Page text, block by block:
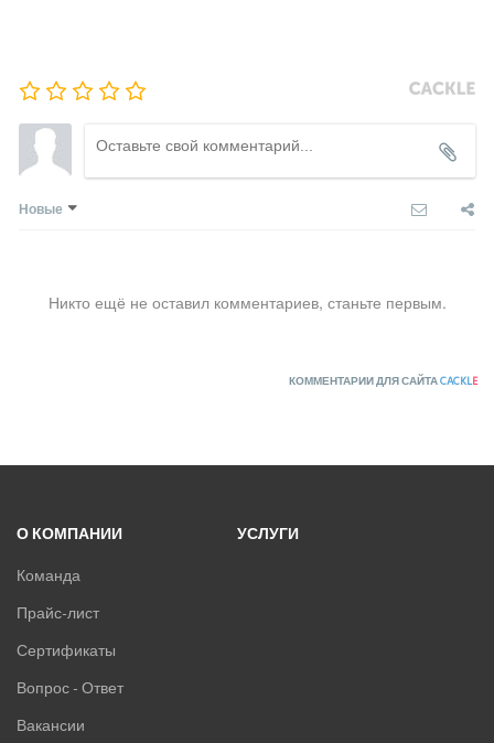
Новые
Никто ещё не оставил комментариев, станьте первым.
КОММЕНТАРИИ ДЛЯ САЙТАCACKLE
О КОМПАНИИ
Команда
Прайс-лист
Сертификаты
Вопрос - Ответ
Вакансии
УСЛУГИ